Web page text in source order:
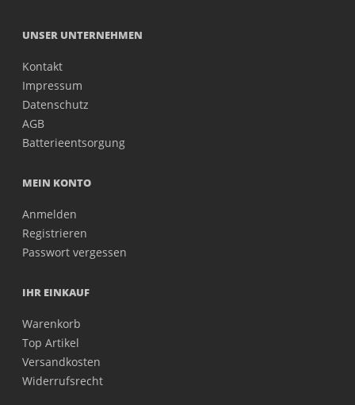
UNSER UNTERNEHMEN
Kontakt
Impressum
Datenschutz
AGB
Batterieentsorgung
MEIN KONTO
Anmelden
Registrieren
Passwort vergessen
IHR EINKAUF
Warenkorb
Top Artikel
Versandkosten
Widerrufsrecht